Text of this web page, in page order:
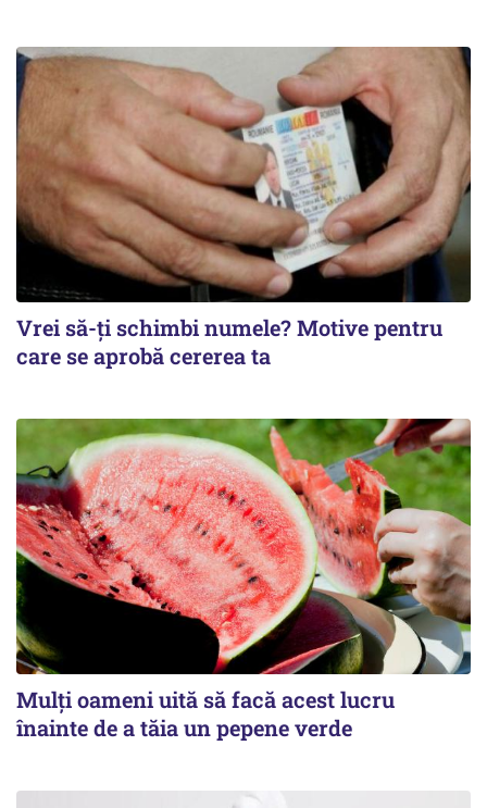
Vrei să-ți schimbi numele? Motive pentru
care se aprobă cererea ta
Mulți oameni uită să facă acest lucru
înainte de a tăia un pepene verde